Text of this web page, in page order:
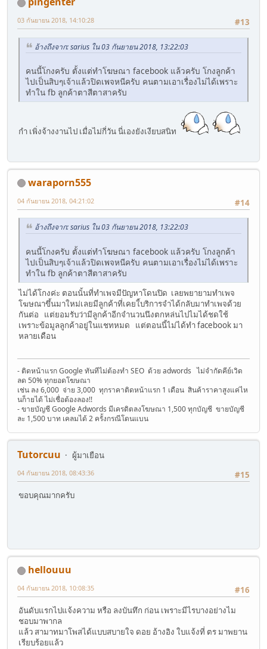
#13
03 กันยายน 2018, 14:10:28
อ้างถึงจาก: sarius ใน 03 กันยายน 2018, 13:22:03
คนนี้โกงครับ ตั้งแต่ทำโฆษณา facebook แล้วครับ โกงลูกค้า
ไปเป็นสิบๆเจ้าแล้วปิดเพจหนีครับ คนตามเอาเรื่องไม่ได้เพราะ
ทำใน fb ลูกค้าตาสีตาสาครับ
กำ เพิ่งจ้างงานไป เมื่อไม่กี่วัน นี่เองยังเงียบสนิท
waraporn555
#14
04 กันยายน 2018, 04:21:02
อ้างถึงจาก: sarius ใน 03 กันยายน 2018, 13:22:03
คนนี้โกงครับ ตั้งแต่ทำโฆษณา facebook แล้วครับ โกงลูกค้า
ไปเป็นสิบๆเจ้าแล้วปิดเพจหนีครับ คนตามเอาเรื่องไม่ได้เพราะ
ทำใน fb ลูกค้าตาสีตาสาครับ
ไม่ได้โกงค่ะ ตอนนั้นที่ทำเพจมีปัญหาโดนปิด เลยพยายามทำเพจ
โฆษณาขึ้นมาใหม่เลยมีลูกค้าที่เคยใ้บริการจำได้กลับมาทำเพจด้วย
กันต่อ แต่ยอมรับว่ามีลูกค้าอีกจำนวนนึงตกหล่นไปไมได้ชดใช้
เพราะข้อมูลลูกค้าอยู่ในแชทหมด แต่ตอนนี้ไม่ได้ทำ facebook มา
หลายเดือน
- ติดหน้าแรก Google ทันทีไม่ต้องทำ SEO ด้วย adwords ไม่จำกัดคีย์เวิด
ลด 50% ทุกยอดโฆษณา
เช่น ลง 6,000 จ่าย 3,000 ทุกราคาติดหน้าแรก 1 เดือน สินค้าราคาสูงแค่ไห
นก็ายได้ ไม่เชื่อต้องลอง!!
- ขายบัญชี Google Adwords มีเครดิตลงโฆษณา 1,500 ทุกบัญชี ขายบัญชี
ละ 1,500 บาท เคลมได้ 2 ครั้งกรณีโดนแบน
Tutorcuu
ผู้มาเยือน
#15
04 กันยายน 2018, 08:43:36
ขอบคุณมากครับ
hellouuu
#16
04 กันยายน 2018, 10:08:35
อันดับแรกไปแจ้งความ หรือ ลงบันทึก ก่อน เพราะมีไรบางอย่างไม
ชอบมาพากล
แล้ว สามาทมาโพสได้แบบสบายใจ ดอย อ้างอิง ใบแจ้งที่ ตร มาพยาน
เรียบร้อยแล้ว